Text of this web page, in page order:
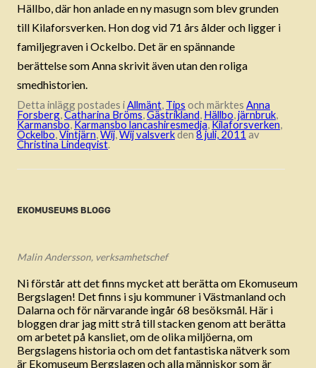
Hällbo, där hon anlade en ny masugn som blev grunden
till Kilaforsverken. Hon dog vid 71 års ålder och ligger i
familjegraven i Ockelbo. Det är en spännande
berättelse som Anna skrivit även utan den roliga
smedhistorien.
Detta inlägg postades iAllmänt, Tips och märktes Anna
Forsberg,Catharina Bröms,Gästrikland, Hällbo,järnbruk,
Karmansbo,Karmansbo lancashiresmedja,Kilaforsverken,
Ockelbo,Vintjärn,Wij,Wij valsverkden8 juli, 2011av
Christina Lindeqvist.
EKOMUSEUMS BLOGG
Malin Andersson, verksamhetschef
Ni förstår att det finns mycket att berätta om Ekomuseum
Bergslagen! Det finns i sju kommuner i Västmanland och
Dalarna och för närvarande ingår 68 besöksmål. Här i
bloggen drar jag mitt strå till stacken genom att berätta
om arbetet på kansliet, om de olika miljöerna, om
Bergslagens historia och om det fantastiska nätverk som
är Ekomuseum Bergslagen och alla människor som är